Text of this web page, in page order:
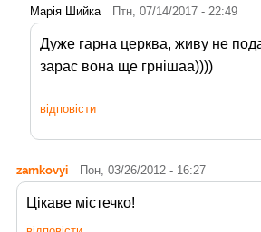
Марія Шийка Птн, 07/14/2017 - 22:49
Дуже гарна церква, живу не
зарас вона ще грнішаа))))
відповісти
zamkovyi Пон, 03/26/2012 - 16:27
Цікаве містечко!